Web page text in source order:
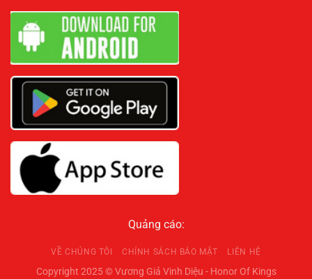
Quảng cáo:
VỀ CHÚNG TÔI CHÍNH SÁCH BẢO MẬT LIÊN HỆ
Copyright 2025 © Vương Giả Vinh Diệu - Honor Of Kings